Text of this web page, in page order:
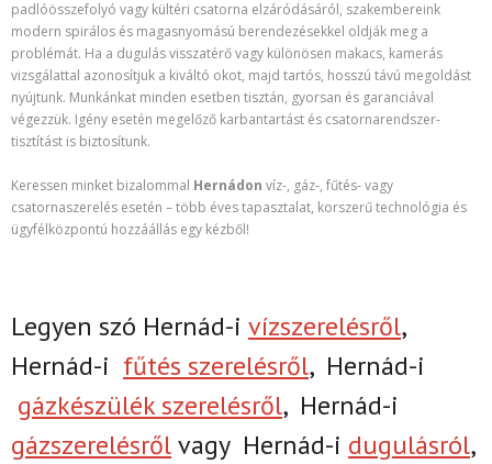
padlóösszefolyó vagy kültéri csatorna elzáródásáról, szakembereink
modern spirálos és magasnyomású berendezésekkel oldják meg a
problémát. Ha a dugulás visszatérő vagy különösen makacs, kamerás
vizsgálattal azonosítjuk a kiváltó okot, majd tartós, hosszú távú megoldást
nyújtunk. Munkánkat minden esetben tisztán, gyorsan és garanciával
végezzük. Igény esetén megelőző karbantartást és csatornarendszer-
tisztítást is biztosítunk.
Keressen minket bizalommal Hernádon víz-, gáz-, fűtés- vagy
csatornaszerelés esetén – több éves tapasztalat, korszerű technológia és
ügyfélközpontú hozzáállás egy kézből!
Legyen szó Hernád-i vízszerelésről,
Hernád-i fűtés szerelésről, Hernád-i
gázkészülék szerelésről, Hernád-i
gázszerelésrőlvagy Hernád-i dugulásról,